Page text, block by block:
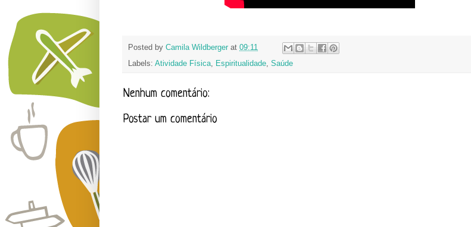
Posted by Camila Wildberger at 09:11
Labels: Atividade Física, Espiritualidade, Saúde
Nenhum comentário:
Postar um comentário